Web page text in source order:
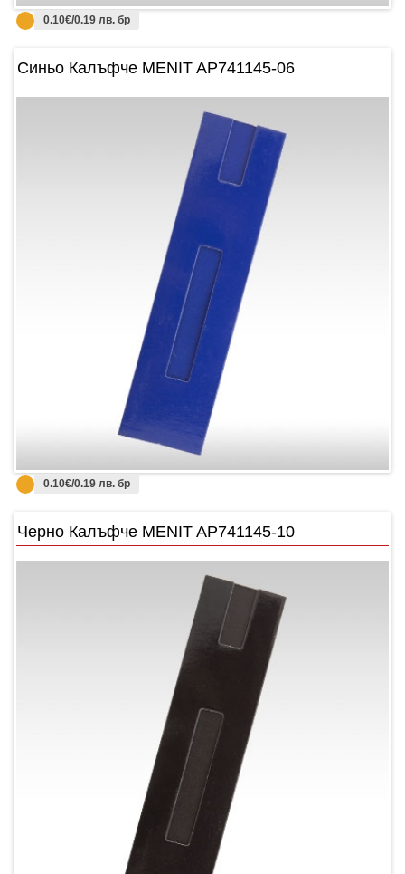
0.10€/0.19 лв. бр
Синьо Калъфче MENIT AP741145-06
0.10€/0.19 лв. бр
Черно Калъфче MENIT AP741145-10